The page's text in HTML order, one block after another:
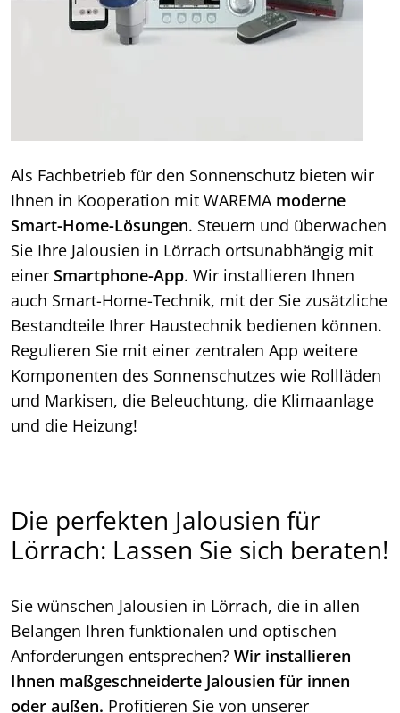
Als Fachbetrieb für den Sonnenschutz bieten wir
Ihnen in Kooperation mit WAREMA moderne
Smart-Home-Lösungen. Steuern und überwachen
Sie Ihre Jalousien in Lörrach ortsunabhängig mit
einer Smartphone-App. Wir installieren Ihnen
auch Smart-Home-Technik, mit der Sie zusätzliche
Bestandteile Ihrer Haustechnik bedienen können.
Regulieren Sie mit einer zentralen App weitere
Komponenten des Sonnenschutzes wie Rollläden
und Markisen, die Beleuchtung, die Klimaanlage
und die Heizung!
Die perfekten Jalousien für
Lörrach: Lassen Sie sich beraten!
Sie wünschen Jalousien in Lörrach, die in allen
Belangen Ihren funktionalen und optischen
Anforderungen entsprechen? Wir installieren
Ihnen maßgeschneiderte Jalousien für innen
oder außen. Profitieren Sie von unserer